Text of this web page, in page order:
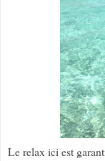
Le relax ici est